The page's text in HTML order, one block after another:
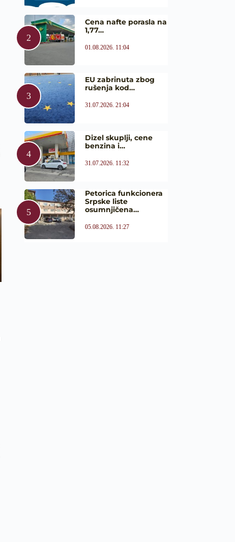
Cena nafte porasla na
1,77…
01.08.2026. 11:04
EU zabrinuta zbog
rušenja kod…
31.07.2026. 21:04
Dizel skuplji, cene
benzina i…
31.07.2026. 11:32
Petorica funkcionera
Srpske liste
osumnjičena…
05.08.2026. 11:27